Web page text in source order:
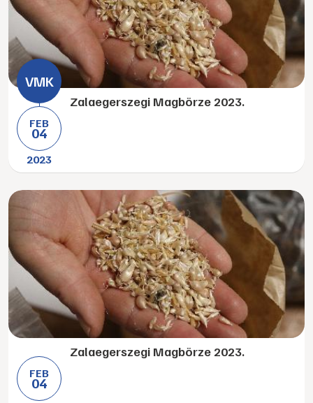
FEB
04
2023
Zalaegerszegi Magbörze 2023.
FEB
04
Zalaegerszegi Magbörze 2023.